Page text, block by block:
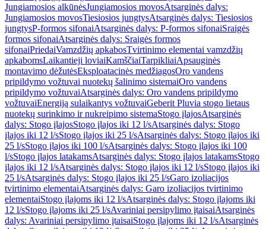
Jungiamosios alkūnėsJungiamosios movosAtsarginės dalys:
Jungiamosios movosTiesiosios jungtysAtsarginės dalys: Tiesiosios
jungtysP-formos sifonaiAtsarginės dalys: P-formos sifonaiSraigės
formos sifonaiAtsarginės dalys: Sraigės formos
sifonaiPriedaiVamzdžių apkabosTvirtinimo elementai vamzdžių
apkabomsLaikantieji loviaiKamščiaiTarpikliaiApsauginės
montavimo dėžutėsEksploatacinės medžiagosOro vandens
pripildymo vožtuvai nuotekų šalinimo sistemaiOro vandens
pripildymo vožtuvaiAtsarginės dalys: Oro vandens pripildymo
vožtuvaiEnergiją sulaikantys vožtuvaiGeberit Pluvia stogo lietaus
nuotekų surinkimo ir nukreipimo sistemaStogo įlajosAtsarginės
dalys: Stogo įlajosStogo įlajos iki 12 l/sAtsarginės dalys: Stogo
įlajos iki 12 l/sStogo įlajos iki 25 l/sAtsarginės dalys: Stogo įlajos iki
25 l/sStogo įlajos iki 100 l/sAtsarginės dalys: Stogo įlajos iki 100
l/sStogo įlajos latakamsAtsarginės dalys: Stogo įlajos latakamsStogo
įlajos iki 12 l/sAtsarginės dalys: Stogo įlajos iki 12 l/sStogo įlajos iki
25 l/sAtsarginės dalys: Stogo įlajos iki 25 l/sGaro izoliacijos
tvirtinimo elementaiAtsarginės dalys: Garo izoliacijos tvirtinimo
elementaiStogo įlajoms iki 12 l/sAtsarginės dalys: Stogo įlajoms iki
12 l/sStogo įlajoms iki 25 l/sAvariniai persipylimo įtaisaiAtsarginės
dalys: Avariniai persipylimo įtaisaiStogo įlajoms iki 12 l/sAtsarginės